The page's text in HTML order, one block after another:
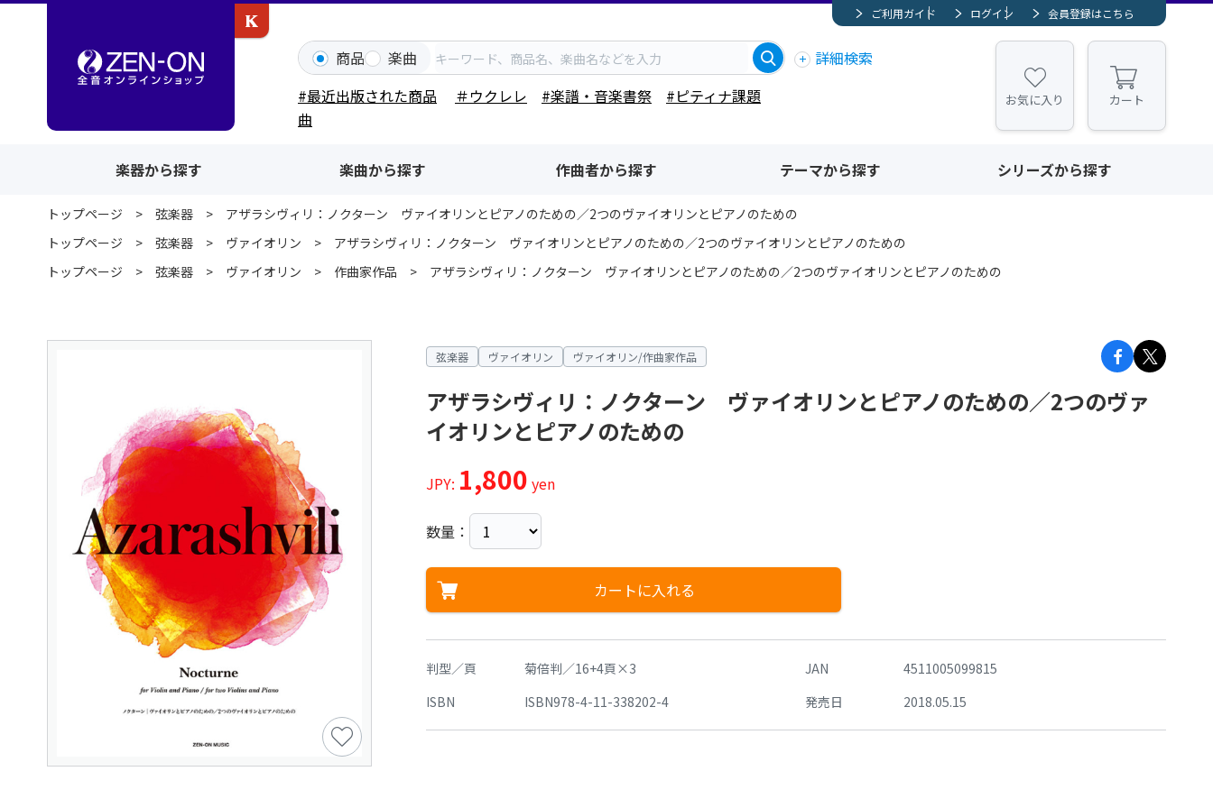
ご利用ガイド ログイン 会員登録はこちら
商品 楽曲
詳細検索
#最近出版された商品
＃ウクレレ #楽譜・音楽書祭
#ピティナ課題
曲
お気に入り カート
楽器から探す 楽曲から探す 作曲者から探す テーマから探す シリーズから探す
トップページ 弦楽器
アザラシヴィリ：ノクターン ヴァイオリンとピアノのための／2つのヴァイオリンとピアノのための
トップページ
弦楽器 ヴァイオリン
アザラシヴィリ：ノクターン ヴァイオリンとピアノのための／2つのヴァイオリンとピアノのための
トップページ
弦楽器 ヴァイオリン 作曲家作品 アザラシヴィリ：ノクターン ヴァイオリンとピアノのための／2つのヴァイオリンとピアノのための
弦楽器 ヴァイオリン ヴァイオリン/作曲家作品
アザラシヴィリ：ノクターン ヴァイオリンとピアノのための／2つのヴァ
イオリンとピアノのための
JPY: 1,800 yen
数量：
カートに入れる
判型／頁 菊倍判／16+4頁×3 JAN
4511005099815
ISBN
ISBN978-4-11-338202-4 発売日 2018.05.15